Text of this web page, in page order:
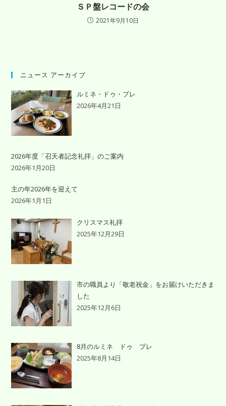
ＳＰ盤レコードの会
2021年9月10日
ニュース アーカイブ
ルミネ・ドゥ・プレ
2026年4月21日
2026年度「召天者記念礼拝」のご案内
2026年1月20日
主の年2026年を迎えて
2026年1月1日
クリスマス礼拝
2025年12月29日
市の職員より「敬老祝金」をお届けいただきま
した
2025年12月6日
8月のルミネ ドゥ プレ
2025年8月14日